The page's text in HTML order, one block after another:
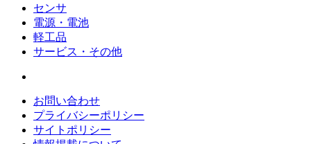
センサ
電源・電池
軽工品
サービス・その他
お問い合わせ
プライバシーポリシー
サイトポリシー